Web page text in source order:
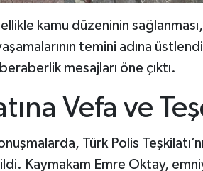
kamu düzeninin
temini adına
mesajları öne çıktı.
Vefa ve
Türk Polis
Kaymakam Emre Oktay,